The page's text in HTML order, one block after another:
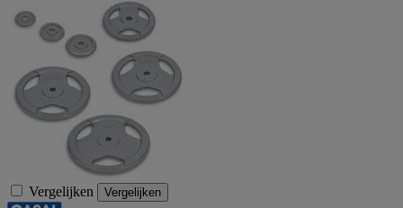
Vergelijken Vergelijken